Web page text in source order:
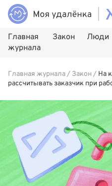
Главная
журнала
Закон Люди
Главная журнала/ Закон / На
рассчитывать заказчик при